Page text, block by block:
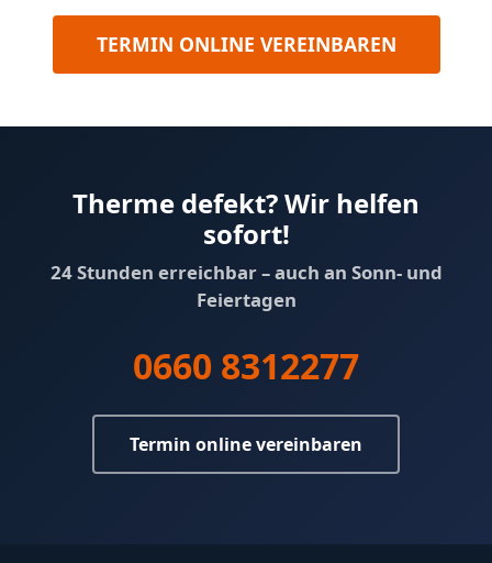
TERMIN ONLINE VEREINBAREN
Therme defekt? Wir helfen
sofort!
24 Stunden erreichbar – auch an Sonn- und
Feiertagen
0660 8312277
Termin online vereinbaren